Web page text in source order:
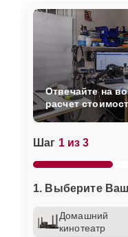
Шаг 1 из 3
1. Выберите
Домашний
кинотеатр
Отвечайте на
расчет